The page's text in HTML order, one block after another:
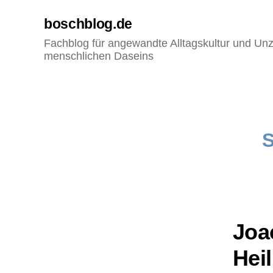
boschblog.de
Fachblog für angewandte Alltagskultur und
menschlichen Daseins